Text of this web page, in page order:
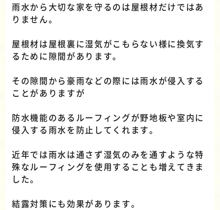
雨水から大切な家を守るのは屋根材だけではあ
りません。
屋根材は屋根裏に湿気がこもらない様に換気す
るために隙間があります。
その隙間から豪雨などの際には雨水が侵入する
ことがありますが
防水機能のあるルーフィングが野地板や室内に
侵入する雨水を防止してくれます。
近年では雨水は通さず湿気のみを通すような特
殊なルーフィングを使用することも増えてきま
した。
結露対策にも効果があります。